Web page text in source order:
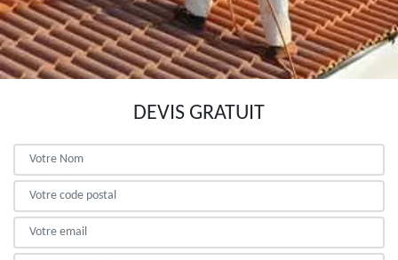
DEVIS GRATUIT